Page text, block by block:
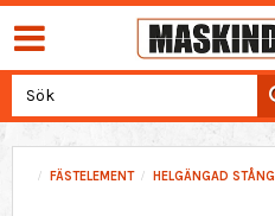
FÄSTELEMENT HELGÄNGAD STÅNG